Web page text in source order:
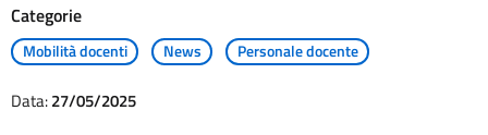
Categorie
Mobilità docenti News Personale docente
Data:27/05/2025